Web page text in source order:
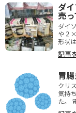
ダ
売っ
ダイ
や２
形状
記事
胃
クリ
気持
た。